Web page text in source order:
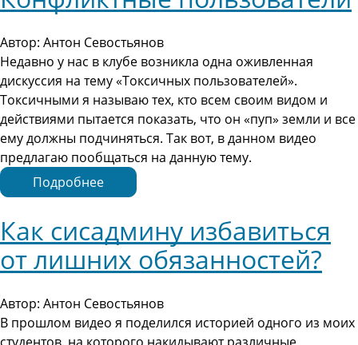
Автор: Антон Севостьянов
Недавно у нас в клубе возникла одна оживленная
дискуссия на тему «Токсичных пользователей».
Токсичными я называю тех, кто всем своим видом и
действиями пытается показать, что он «пуп» земли и все
ему должны подчиняться. Так вот, в данном видео
предлагаю пообщаться на данную тему.
Подробнее
Как сисадмину избавиться
от лишних обязанностей?
Автор: Антон Севостьянов
В прошлом видео я поделился историей одного из моих